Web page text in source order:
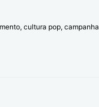
cultura pop,